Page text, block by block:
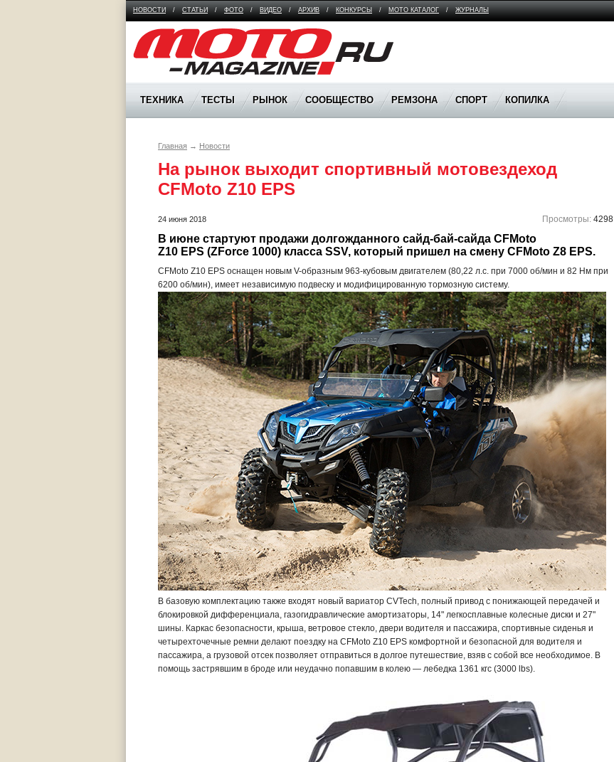
НОВОСТИ / СТАТЬИ / ФОТО / ВИДЕО / АРХИВ / КОНКУРСЫ / МОТО КАТАЛОГ / ЖУРНАЛЫ
Moto Magazine
ТЕХНИКА ТЕСТЫ РЫНОК СООБЩЕСТВО РЕМЗОНА СПОРТ КОПИЛКА
Главная → Новости
На рынок выходит спортивный мотовездеход
CFMoto Z10 EPS
Просмотры: 4298
24 июня 2018
В июне стартуют продажи долгожданного сайд-бай-сайда CFMoto
Z10 EPS (ZForce 1000) класса SSV, который пришел на смену CFMoto Z8 EPS.
CFMoto Z10 EPS оснащен новым V-образным 963-кубовым двигателем (80,22 л.с. при 7000 об/мин и 82 Нм при
6200 об/мин), имеет независимую подвеску и модифицированную тормозную систему.
В базовую комплектацию также входят новый вариатор CVTech, полный привод с понижающей передачей и
блокировкой дифференциала, газогидравлические амортизаторы, 14" легкосплавные колесные диски и 27"
шины. Каркас безопасности, крыша, ветровое стекло, двери водителя и пассажира, спортивные сиденья и
четырехточечные ремни делают поездку на CFMoto Z10 EPS комфортной и безопасной для водителя и
пассажира, а грузовой отсек позволяет отправиться в долгое путешествие, взяв с собой все необходимое. В
помощь застрявшим в броде или неудачно попавшим в колею — лебедка 1361 кгс (3000 lbs).